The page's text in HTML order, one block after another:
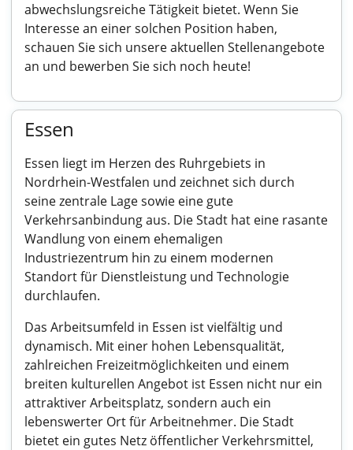
abwechslungsreiche Tätigkeit bietet. Wenn Sie
Interesse an einer solchen Position haben,
schauen Sie sich unsere aktuellen Stellenangebote
an und bewerben Sie sich noch heute!
Essen
Essen liegt im Herzen des Ruhrgebiets in
Nordrhein-Westfalen und zeichnet sich durch
seine zentrale Lage sowie eine gute
Verkehrsanbindung aus. Die Stadt hat eine rasante
Wandlung von einem ehemaligen
Industriezentrum hin zu einem modernen
Standort für Dienstleistung und Technologie
durchlaufen.
Das Arbeitsumfeld in Essen ist vielfältig und
dynamisch. Mit einer hohen Lebensqualität,
zahlreichen Freizeitmöglichkeiten und einem
breiten kulturellen Angebot ist Essen nicht nur ein
attraktiver Arbeitsplatz, sondern auch ein
lebenswerter Ort für Arbeitnehmer. Die Stadt
bietet ein gutes Netz öffentlicher Verkehrsmittel,